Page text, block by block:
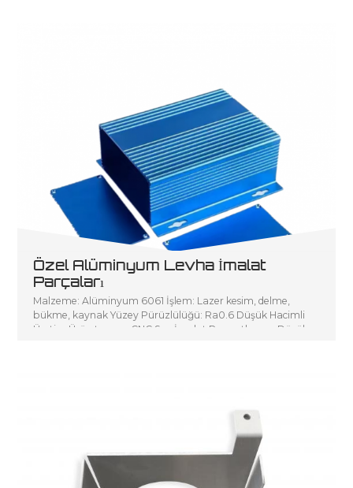
Özel Alüminyum Levha İmalat
Parçaları
Malzeme: Alüminyum 6061 İşlem: Lazer kesim, delme,
bükme, kaynak Yüzey Pürüzlülüğü: Ra0.6 Düşük Hacimli
Üretim Ürün tanımı: CNC Sac İmalat P sanatlarının Düşük